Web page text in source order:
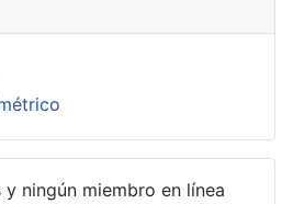
ningún miembro en línea